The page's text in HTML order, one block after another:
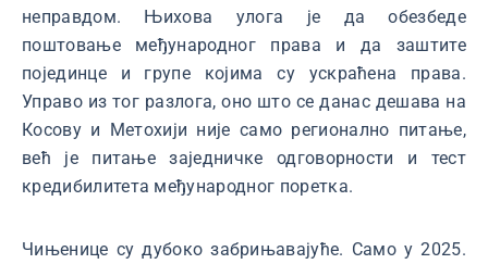
неправдом. Њихова улога је да обезбеде
поштовање међународног права и да заштите
појединце и групе којима су ускраћена права.
Управо из тог разлога, оно што се данас дешава на
Косову и Метохији није само регионално питање,
већ је питање заједничке одговорности и тест
кредибилитета међународног поретка.
Чињенице су дубоко забрињавајуће. Само у 2025.